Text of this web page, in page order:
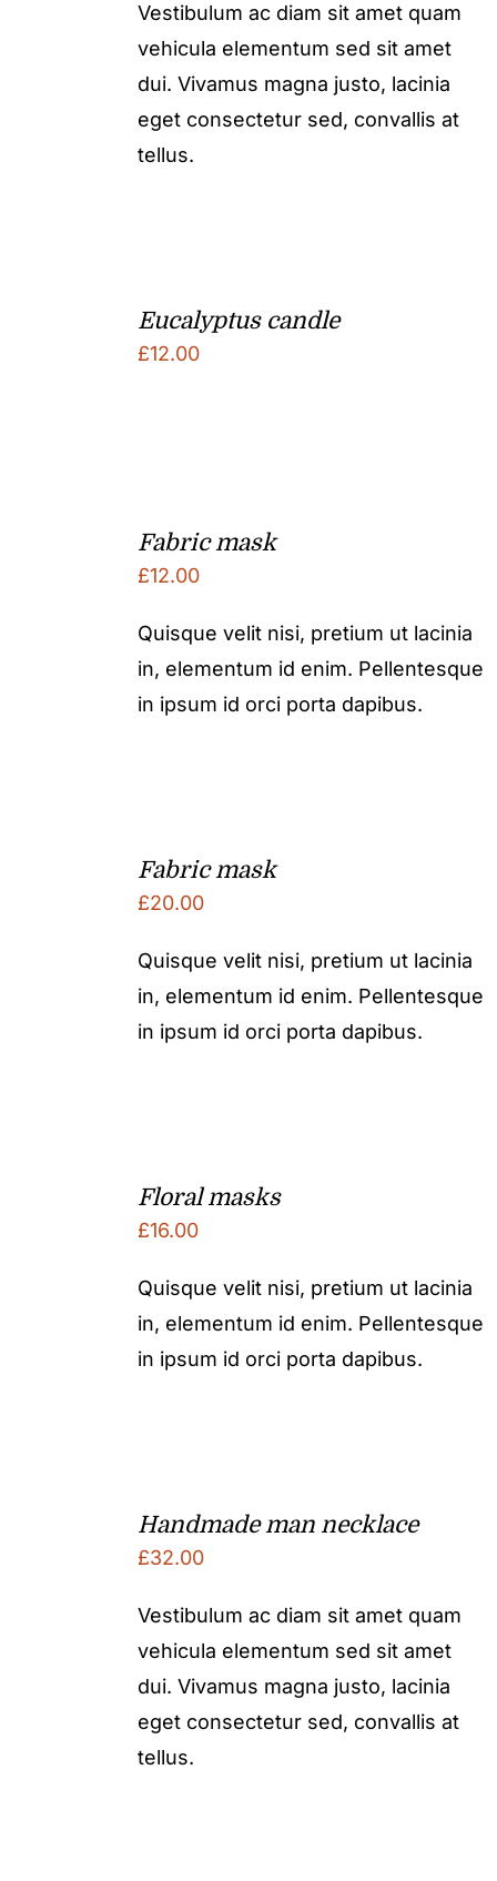
Vestibulum ac diam sit amet quam
vehicula elementum sed sit amet
dui. Vivamus magna justo, lacinia
eget consectetur sed, convallis at
tellus.
Eucalyptus candle
£12.00
Fabric mask
£12.00
Quisque velit nisi, pretium ut lacinia
in, elementum id enim. Pellentesque
in ipsum id orci porta dapibus.
Fabric mask
£20.00
Quisque velit nisi, pretium ut lacinia
in, elementum id enim. Pellentesque
in ipsum id orci porta dapibus.
Floral masks
£16.00
Quisque velit nisi, pretium ut lacinia
in, elementum id enim. Pellentesque
in ipsum id orci porta dapibus.
Handmade man necklace
£32.00
Vestibulum ac diam sit amet quam
vehicula elementum sed sit amet
dui. Vivamus magna justo, lacinia
eget consectetur sed, convallis at
tellus.